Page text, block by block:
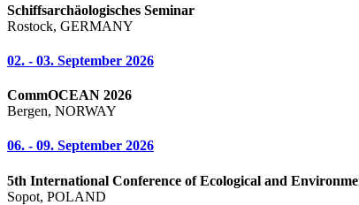
Schiffsarchäologisches Seminar
Rostock, GERMANY
02. - 03. September 2026
CommOCEAN 2026
Bergen, NORWAY
06. - 09. September 2026
5th International Conference of Ecological and
Sopot, POLAND